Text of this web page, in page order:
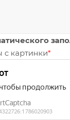
с картинки*